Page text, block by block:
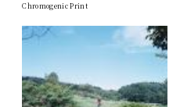
Chromogenic Print